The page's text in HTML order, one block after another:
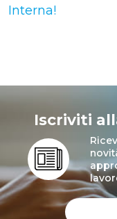
Interna!
Iscriviti